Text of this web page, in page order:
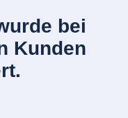
bei
Kunden